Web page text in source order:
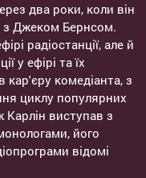
два роки, коли він
з Джеком Бернсом.
радіостанції, але й
у ефірі та їх
комедіанта, з
циклу популярних
виступав з
його
відомі